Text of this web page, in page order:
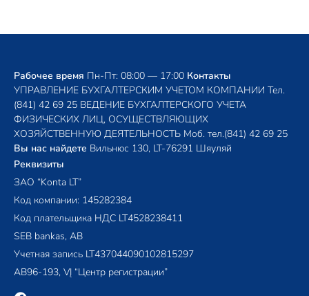
Рабочее время Пн-Пт: 08:00 — 17:00 Контакты
УПРАВЛЕНИЕ БУХГАЛТЕРСКИМ УЧЕТОМ КОМПАНИИ Тел.
(841) 42 69 25 ВЕДЕНИЕ БУХГАЛТЕРСКОГО УЧЕТА
ФИЗИЧЕСКИХ ЛИЦ, ОСУЩЕСТВЛЯЮЩИХ
ХОЗЯЙСТВЕННУЮ ДЕЯТЕЛЬНОСТЬ Моб. тел.(841) 42 69 25
Вы нас найдете Вильнюс 130, LT-76291 Шяуляй
Реквизиты
ЗАО “Konta LT”
Код компании: 145282384
Код плательщика НДС LT4528238411
SEB bankas, AB
Учетная запись LT437044090102815297
AB96-193, VĮ “Центр регистрации”